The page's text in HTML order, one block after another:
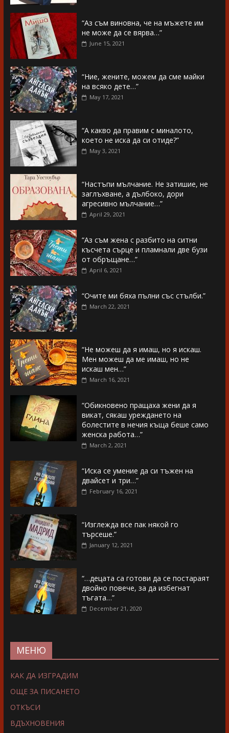
“Аз съм виновна, че на мъжете им
не може да се вярва…”
June 15, 2021
“Ние, жените, можем да сме майки
на всяко дете…”
May 17, 2021
“А какво да правим с миналото,
което не иска да си отиде?”
May 3, 2021
“Настъпи мълчание. Не затишие, не
заглъхване, а дълбоко, дори
агресивно мълчание…”
April 29, 2021
“Аз съм жена с разбито на ситни
късчета сърце и пламнали две бузи
от обръщане…”
April 6, 2021
“Очите ми бяха пълни със стълби.”
March 22, 2021
“Не можеш да я имаш, но я искаш.
Мен можеш да ме имаш, но не
искаш мен…”
March 16, 2021
“Обикновено пращаха жени да я
викат, сякаш уреждането на
болестите в нечия къща беше само
женска работа…”
March 2, 2021
“Иска се умение да си тъжен на
двайсет и три…”
February 16, 2021
“Изглежда все пак някой го
търсеше.”
January 12, 2021
“…децата са готови да се постараят
двойно повече, за да избегнат
тъгата…”
December 21, 2020
МЕНЮ
КАК ДА ИЗГРАДИМ
ОЩЕ ЗА ПИСАНЕТО
ОТКЪСИ
ВДЪХНОВЕНИЯ